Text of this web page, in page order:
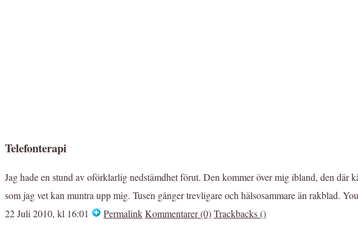
Telefonterapi
Jag hade en stund av oförklarlig nedstämdhet förut. Den kommer över mig ibland, den
som jag vet kan muntra upp mig. Tusen gånger trevligare och hälsosammare än rakblad.
22 Juli 2010, kl 16:01
PermalinkKommentarer (0)Trackbacks ()